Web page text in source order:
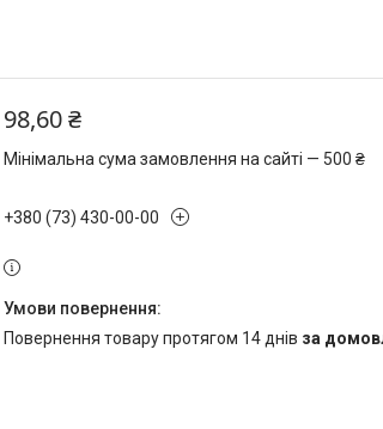
98,60 ₴
Мінімальна сума замовлення на сайті — 500 ₴
+380 (73) 430-00-00
повернення товару протягом 14 днів за